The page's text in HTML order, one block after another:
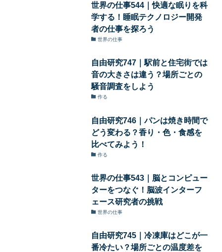
世界の仕事544｜快適な眠りを科
学する！睡眠テクノロジー開発
者の仕事を探ろう
世界の仕事
自由研究747｜駅前と住宅街では
音の大きさは違う？場所ごとの
騒音調査をしよう
作る
自由研究746｜パンは焼き時間で
どう変わる？香り・色・食感を
比べてみよう！
作る
世界の仕事543｜脳とコンピュー
ターをつなぐ！脳波インターフ
ェース研究者の挑戦
世界の仕事
自由研究745｜冷凍庫はどこが一
番冷たい？場所ごとの温度差を